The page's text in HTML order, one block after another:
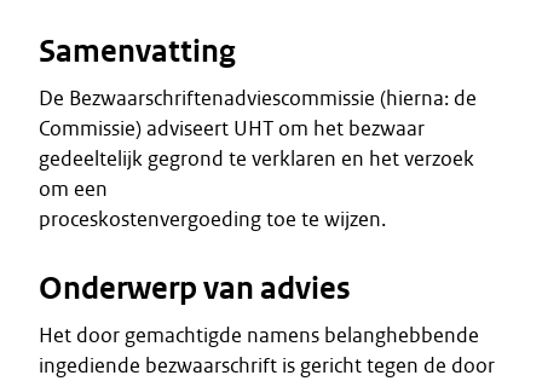
Samenvatting
De Bezwaarschriftenadviescommissie (hierna: de
Commissie) adviseert UHT om het bezwaar
gedeeltelijk gegrond te verklaren en het verzoek
om een
proceskostenvergoeding toe te wijzen.
Onderwerp van advies
Het door gemachtigde namens belanghebbende
ingediende bezwaarschrift is gericht tegen de door